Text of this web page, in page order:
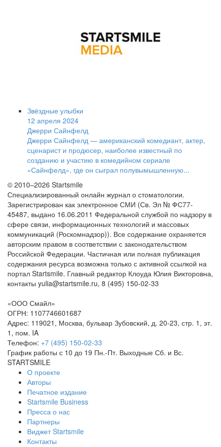
Звёздные улыбки
12 апреля 2024
Джерри Сайнфелд
Джерри Сайнфелд — американский комедиант, актер,
сценарист и продюсер, наиболее известный по
созданию и участию в комедийном сериале
«Сайнфелд», где он сыграл полувымышленную...
© 2010–2026 Startsmile
Специализированный онлайн журнал о стоматологии.
Зарегистрирован как электронное СМИ (Св. Эл № ФС77-
45487, выдано 16.06.2011 Федеральной службой по надзору в
сфере связи, информационных технологий и массовых
коммуникаций (Роскомнадзор)). Все содержание охраняется
авторским правом в соответствии с законодательством
Российской Федерации. Частичная или полная публикация
содержания ресурса возможна только с активной ссылкой на
портал Startsmile. Главный редактор Клоуда Юлия Викторовна,
контакты yulia@startsmile.ru, 8 (495) 150-02-33
«ООО Смайл»
ОГРН: 1107746601687
Адрес: 119021 , Москва, бульвар Зубовский, д. 20-23, стр. 1, эт.
1, пом. IA
Телефон: +7 (495) 150-02-33
График работы с 10 до 19 Пн.-Пт. Выходные Сб. и Вс.
STARTSMILE
О проекте
Авторы
Печатное издание
Startsmile Business
Пресса о нас
Партнеры
Виджет Startsmile
Контакты